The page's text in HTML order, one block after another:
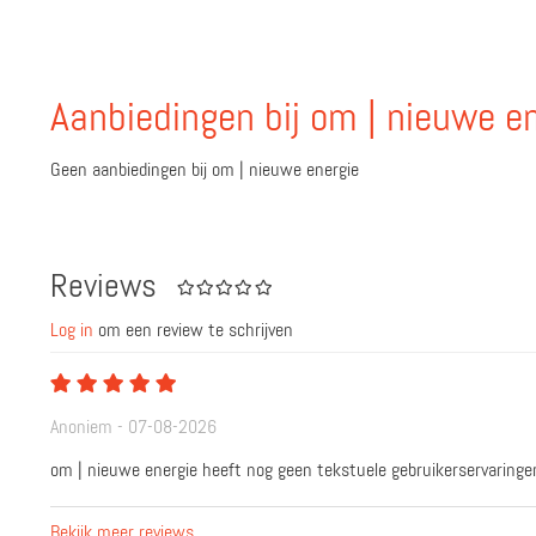
Aanbiedingen bij om | nieuwe
Geen aanbiedingen bij om | nieuwe energie
Reviews
Log in om een review te schrijven
Anoniem - 07-08-2026
om | nieuwe energie heeft nog geen tekstuele